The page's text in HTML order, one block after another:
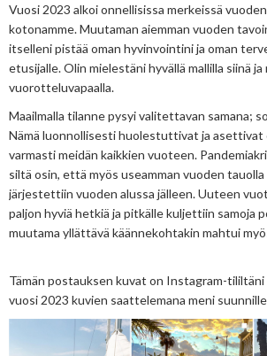
Vuosi 2023 alkoi onnellisissa merkeissä
kotonamme. Muutaman aiemman vuoden
itselleni pistää oman hyvinvointini ja oman
etusijalle. Olin mielestäni hyvällä mallilla siinä
vuorotteluvapaalla.
Maailmalla tilanne pysyi valitettavan samana;
Nämä luonnollisesti huolestuttivat ja asettivat
varmasti meidän kaikkien vuoteen.
siltä osin, että myös useamman vuoden
järjestettiin vuoden alussa jälleen. Uuteen
paljon hyviä hetkiä ja pitkälle kuljettiin samoja
muutama yllättävä käännekohtakin mahtui
Tämän postauksen kuvat on Instagram-tililtäni
vuosi 2023 kuvien saattelemana meni